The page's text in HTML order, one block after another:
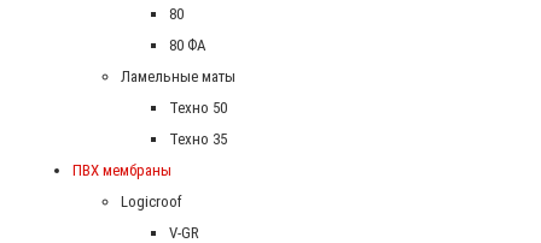
80
80 ФА
Ламельные маты
Техно 50
Техно 35
ПВХ мембраны
Logicroof
V-GR